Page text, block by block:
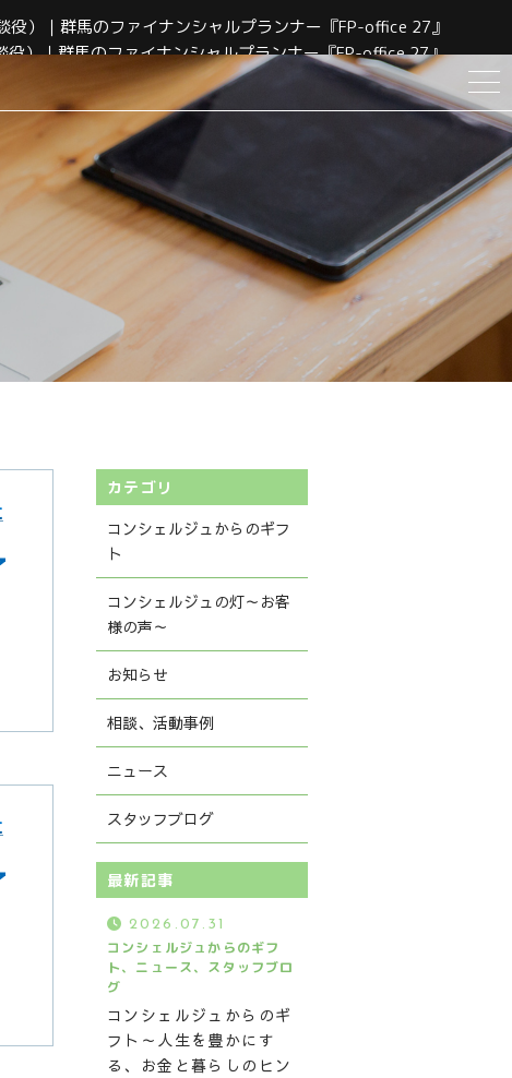
）｜群馬のファイナンシャルプランナー『FP-office 27』
）｜群馬のファイナンシャルプランナー『FP-office 27』
070-9124-1753
受付時間：9:00～18:00
カテゴリ
コンシェルジュからのギフ
ト
コンシェルジュの灯～お客
様の声～
お知らせ
相談、活動事例
ニュース
スタッフブログ
最新記事
2026.07.31
コンシェルジュからのギフ
ト、ニュース、スタッフブロ
グ
コンシェルジュからのギ
フト～人生を豊かにす
る、お金と暮らしのヒン